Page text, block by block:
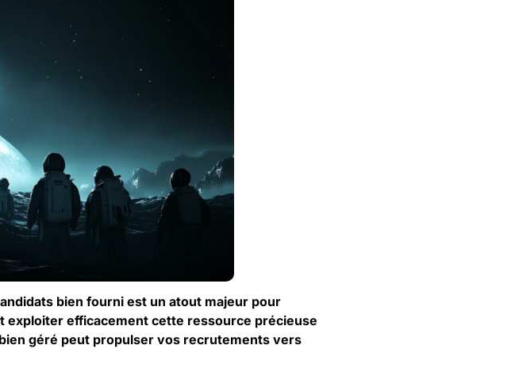
bien fourni est un atout majeur pour
efficacement cette ressource précieuse
géré peut propulser vos recrutements vers